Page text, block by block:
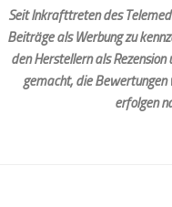
Seit Inkrafttreten des
Beiträge als Werbung zu
den Herstellern als
gemacht, die
erfolgen